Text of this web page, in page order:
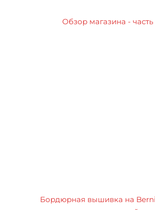
Обзор магазина - часть
Бордюрная вышивка на